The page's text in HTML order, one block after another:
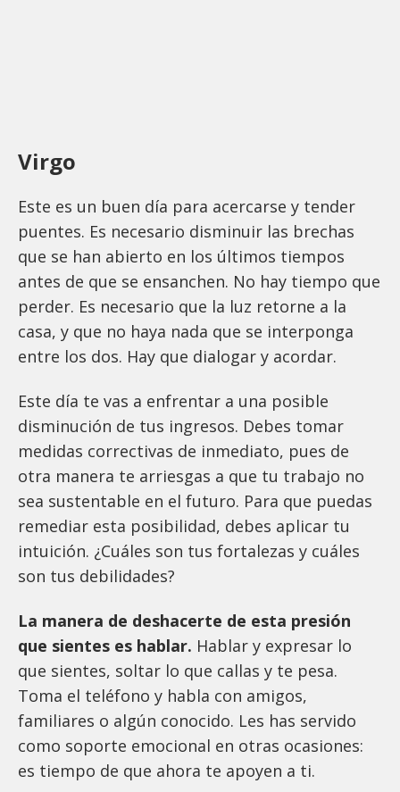
Virgo
Este es un buen día para acercarse y tender
puentes. Es necesario disminuir las brechas
que se han abierto en los últimos tiempos
antes de que se ensanchen. No hay tiempo que
perder. Es necesario que la luz retorne a la
casa, y que no haya nada que se interponga
entre los dos. Hay que dialogar y acordar.
Este día te vas a enfrentar a una posible
disminución de tus ingresos. Debes tomar
medidas correctivas de inmediato, pues de
otra manera te arriesgas a que tu trabajo no
sea sustentable en el futuro. Para que puedas
remediar esta posibilidad, debes aplicar tu
intuición. ¿Cuáles son tus fortalezas y cuáles
son tus debilidades?
La manera de deshacerte de esta presión
que sientes es hablar. Hablar y expresar lo
que sientes, soltar lo que callas y te pesa.
Toma el teléfono y habla con amigos,
familiares o algún conocido. Les has servido
como soporte emocional en otras ocasiones:
es tiempo de que ahora te apoyen a ti.